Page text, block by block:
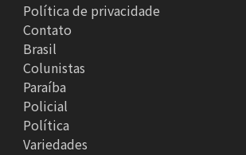
Política de privacidade
Contato
Brasil
Colunistas
Paraíba
Policial
Política
Variedades